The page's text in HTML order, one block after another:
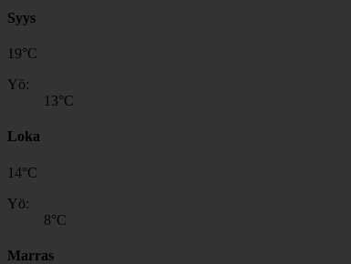
Syys
19°C
Yö:
13°C
Loka
14°C
Yö:
8°C
Marras